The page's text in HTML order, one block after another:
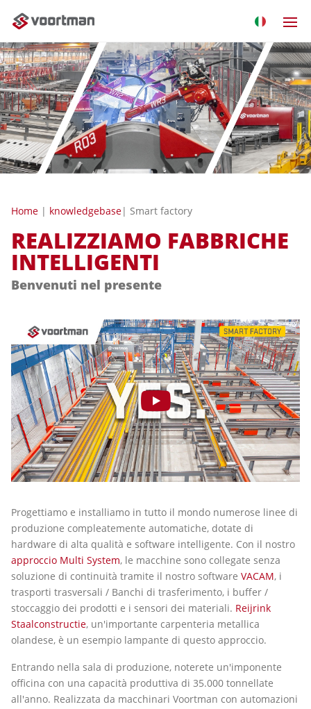
Home | knowledgebase| Smart factory
REALIZZIAMO FABBRICHE
INTELLIGENTI
Benvenuti nel presente
Progettiamo e installiamo in tutto il mondo numerose linee di
produzione compleatemente automatiche, dotate di
hardware di alta qualità e software intelligente. Con il nostro
approccio Multi System, le macchine sono collegate senza
soluzione di continuità tramite il nostro software VACAM, i
trasporti trasversali / Banchi di trasferimento, i buffer /
stoccaggio dei prodotti e i sensori dei materiali. Reijrink
Staalconstructie, un'importante carpenteria metallica
olandese, è un esempio lampante di questo approccio.
Entrando nella sala di produzione, noterete un'imponente
officina con una capacità produttiva di 35.000 tonnellate
all'anno. Realizzata da macchinari Voortman con automazioni